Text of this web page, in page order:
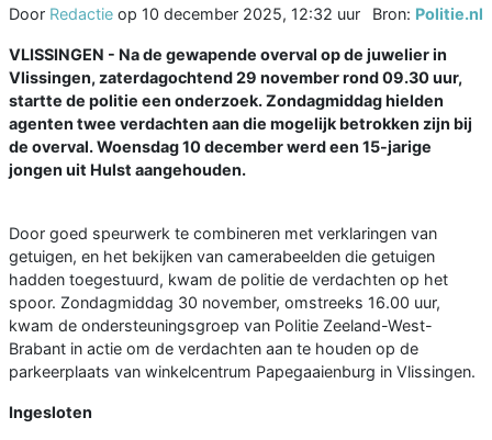
Door Redactie op 10 december 2025, 12:32 uur Bron: Politie.nl
VLISSINGEN - Na de gewapende overval op de juwelier in
Vlissingen, zaterdagochtend 29 november rond 09.30 uur,
startte de politie een onderzoek. Zondagmiddag hielden
agenten twee verdachten aan die mogelijk betrokken zijn bij
de overval. Woensdag 10 december werd een 15-jarige
jongen uit Hulst aangehouden.
Door goed speurwerk te combineren met verklaringen van
getuigen, en het bekijken van camerabeelden die getuigen
hadden toegestuurd, kwam de politie de verdachten op het
spoor. Zondagmiddag 30 november, omstreeks 16.00 uur,
kwam de ondersteuningsgroep van Politie Zeeland-West-
Brabant in actie om de verdachten aan te houden op de
parkeerplaats van winkelcentrum Papegaaienburg in Vlissingen.
Ingesloten